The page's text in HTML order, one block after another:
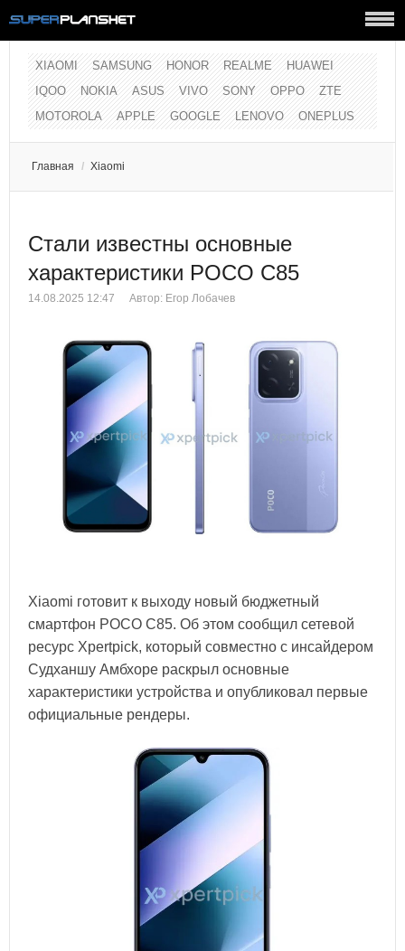
XIAOMI SAMSUNG HONOR REALME
HUAWEI
IQOO
NOKIA ASUS VIVO SONY OPPO
ZTE
MOTOROLA
APPLE GOOGLE LENOVO ONEPLUS
Главная / Xiaomi
Стали известны основные
характеристики POCO C85
14.08.2025 12:47 Автор: Егор Лобачев
Xiaomi готовит к выходу новый бюджетный
смартфон POCO C85. Об этом сообщил сетевой
ресурс Xpertpick, который совместно с инсайдером
Судханшу Амбхоре раскрыл основные
характеристики устройства и опубликовал первые
официальные рендеры.